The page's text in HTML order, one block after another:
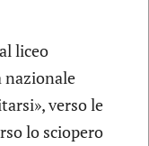
al liceo
nazionale
verso le
lo sciopero